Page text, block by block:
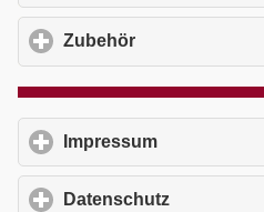
Zubehör
Impressum
Datenschutz